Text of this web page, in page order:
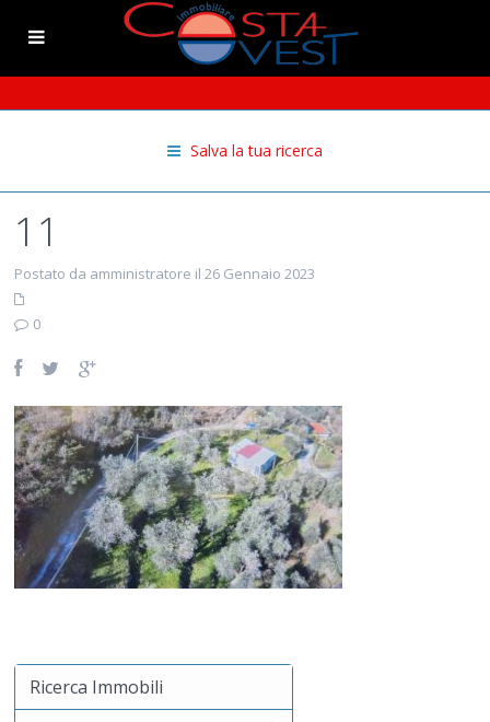
Salva la tua ricerca
11
Postato da amministratore il 26 Gennaio 2023
0
Ricerca Immobili